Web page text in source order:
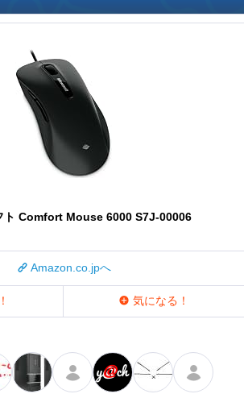
ト Comfort Mouse 6000 S7J-00006
Amazon.co.jpへ
気になる！